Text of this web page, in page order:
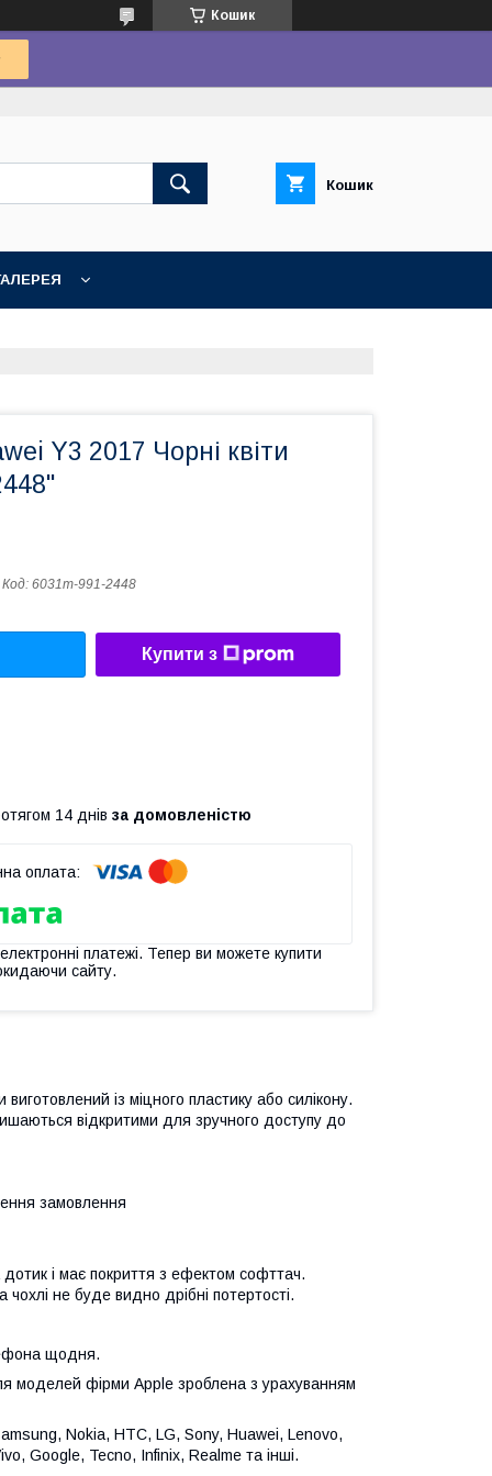
Кошик
Кошик
Y3 2017 Чорні квіти
Код: 6031m-991-2448
Купити з
14 днів за домовленістю
платежі. Тепер ви можете купити
сайту.
із міцного пластику або силікону.
відкритими для зручного доступу до
замовлення
і має покриття з ефектом софттач.
не буде видно дрібні потертості.
щодня.
моделей фірми Apple зроблена з урахуванням
Nokia, HTC, LG, Sony, Huawei, Lenovo,
Google, Tecno, Infinix, Realme та інші.